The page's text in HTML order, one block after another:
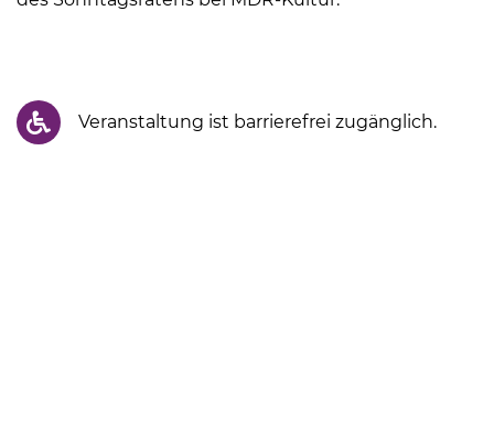
Veranstaltung ist barrierefrei zugänglich.